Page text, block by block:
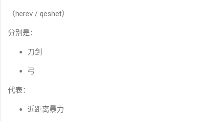
（ḥerev / qeshet）
分别是：
刀剑
弓
代表：
近距离暴力